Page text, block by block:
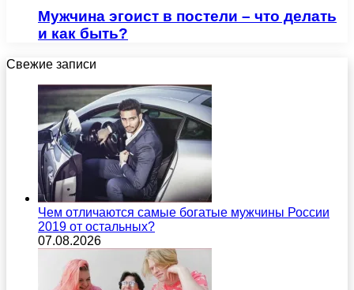
Мужчина эгоист в постели – что делать
и как быть?
Свежие записи
Чем отличаются самые богатые мужчины России
2019 от остальных?
07.08.2026